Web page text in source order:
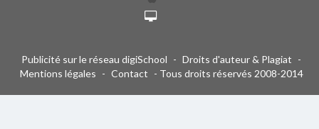
Publicité sur le réseau digiSchool - Droits d'auteur & Plagiat -
Mentions légales - Contact - Tous droits réservés 2008-2014